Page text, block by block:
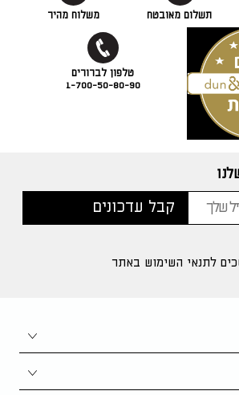
תשלום מאובטח משלוח מהיר
1-700-50-80-90
לתנאי השימוש באתר